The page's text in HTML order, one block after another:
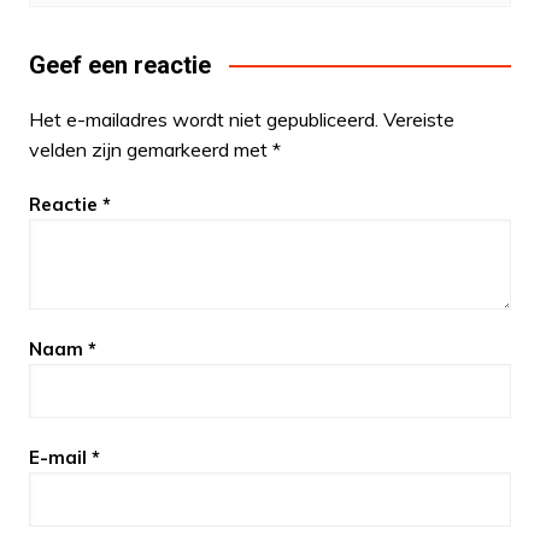
Geef een reactie
Het e-mailadres wordt niet gepubliceerd. Vereiste
velden zijn gemarkeerd met *
Reactie *
Naam *
E-mail *